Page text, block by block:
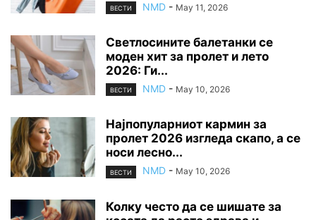
ВЕСТИ NMD - May 11, 2026
Светлосините балетанки се
моден хит за пролет и лето
2026: Ги...
ВЕСТИ NMD - May 10, 2026
Најпопуларниот кармин за
пролет 2026 изгледа скапо, а се
носи лесно...
ВЕСТИ NMD - May 10, 2026
Колку често да се шишате за